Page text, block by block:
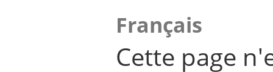
Français
Cette page